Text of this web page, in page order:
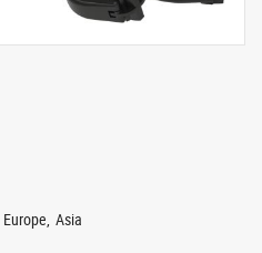
Europe Asia